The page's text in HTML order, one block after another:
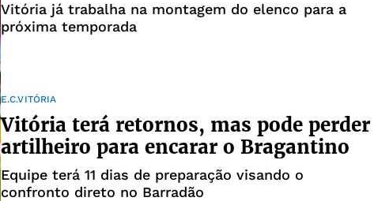
Vitória já trabalha na montagem do elenco para a
próxima temporada
E.C.VITÓRIA
Vitória terá retornos, mas pode perder
artilheiro para encarar o Bragantino
Equipe terá 11 dias de preparação visando o
confronto direto no Barradão